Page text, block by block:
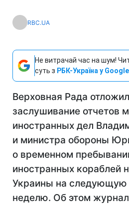
RBC.UA
Не витрачай час на шум!
суть з РБК-Україна у Google
Верховная Рада
заслушивание отчетов
иностранных дел
и министра обороны
о временном
иностранных кораблей
Украины на следующую
неделю. Об этом